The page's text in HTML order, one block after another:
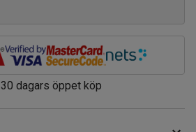
30 dagars öppet köp